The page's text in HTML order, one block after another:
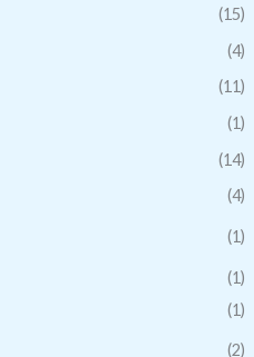
(15)
(4)
(11)
(1)
(14)
(4)
(1)
(1)
(1)
(2)